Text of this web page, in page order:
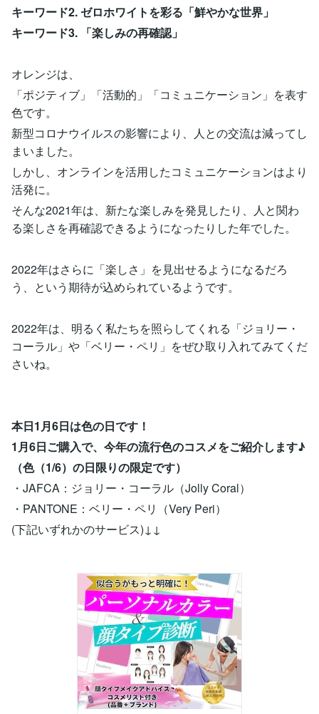
キーワード2. ゼロホワイトを彩る「鮮やかな世界」
キーワード3. 「楽しみの再確認」
オレンジは、
「ポジティブ」「活動的」「コミュニケーション」を表す
色です。
新型コロナウイルスの影響により、人との交流は減ってし
まいました。
しかし、オンラインを活用したコミュニケーションはより
活発に。
そんな2021年は、新たな楽しみを発見したり、人と関わ
る楽しさを再確認できるようになったりした年でした。
2022年はさらに「楽しさ」を見出せるようになるだろ
う、という期待が込められているようです。
2022年は、明るく私たちを照らしてくれる「ジョリー・
コーラル」や「ベリー・ペリ」をぜひ取り入れてみてくだ
さいね。
本日1月6日は色の日です！
1月6日ご購入で、今年の流行色のコスメをご紹介します♪
（色（1/6）の日限りの限定です）
・JAFCA：ジョリー・コーラル（Jolly Coral）
・PANTONE：ベリー・ペリ（Very Peri）
(下記いずれかのサービス)↓↓